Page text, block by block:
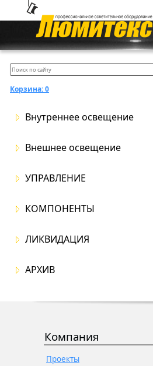
Корзина:0
Внутреннее освещение
Внешнее освещение
УПРАВЛЕНИЕ
КОМПОНЕНТЫ
ЛИКВИДАЦИЯ
АРХИВ
Компания
Проекты